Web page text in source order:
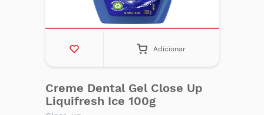
Adicionar
Creme Dental Gel Close Up
Liquifresh Ice 100g